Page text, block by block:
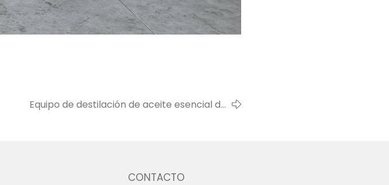
Equipo de destilación de aceite esencial de
CONTACTO